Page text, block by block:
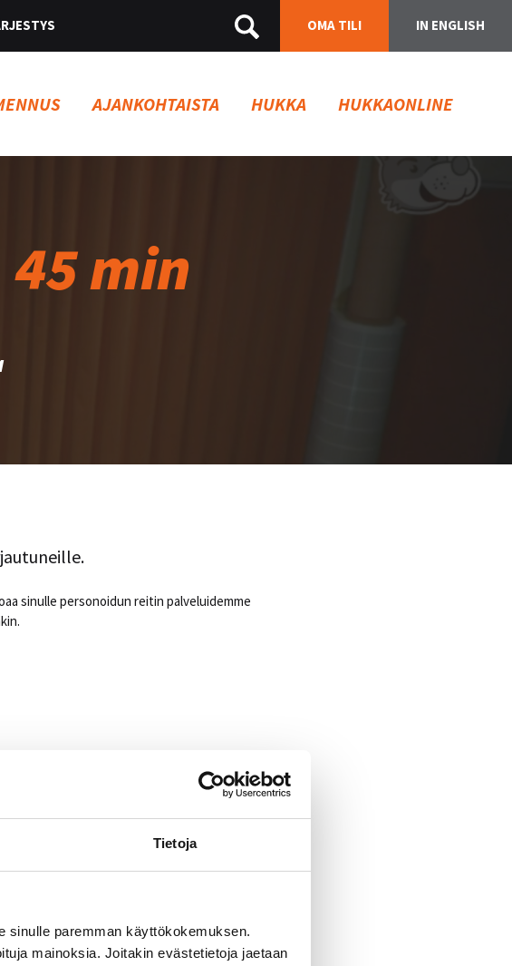
Tietoja
sinulle paremman käyttökokemuksen.
mainoksia. Joitakin evästetietoja jaetaan
OMA TILI IN ENGLISH
AJANKOHTAISTA HUKKA HUKKAONLINE
min
sinulle personoidun reitin palveluidemme